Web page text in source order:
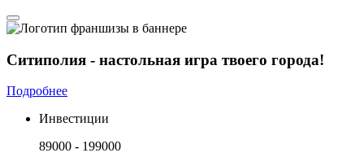
Ситиполия - настольная игра твоего города!
Подробнее
Инвестиции
89000 - 199000